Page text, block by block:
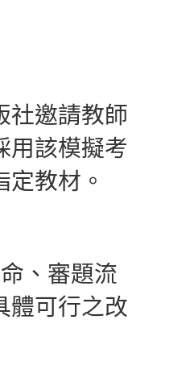
社邀請教師
用該模擬考
教材。
、審題流
體可行之改